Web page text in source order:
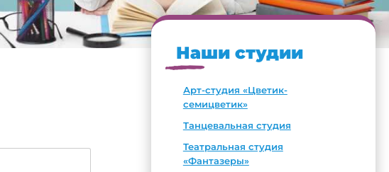
Наши студии
Арт-студия «Цветик-
семицветик»
Танцевальная студия
Театральная студия
«Фантазеры»